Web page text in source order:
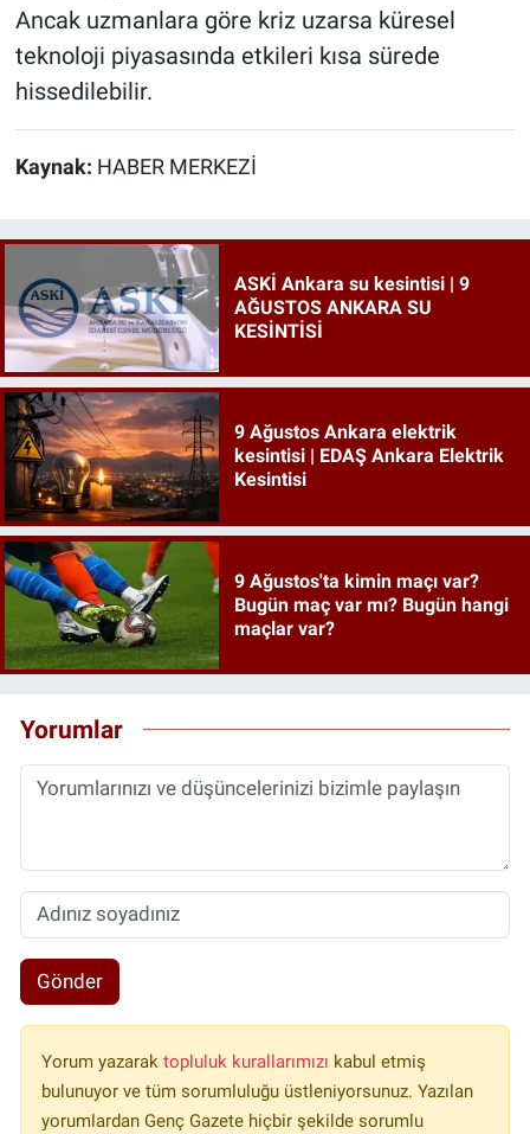
Ancak uzmanlara göre kriz uzarsa küresel
teknoloji piyasasında etkileri kısa sürede
hissedilebilir.
Kaynak: HABER MERKEZİ
ASKİ Ankara su kesintisi | 9
AĞUSTOS ANKARA SU
KESİNTİSİ
9 Ağustos Ankara elektrik
kesintisi | EDAŞ Ankara Elektrik
Kesintisi
9 Ağustos'ta kimin maçı var?
Bugün maç var mı? Bugün hangi
maçlar var?
Yorumlar
Gönder
Yorum yazarak topluluk kurallarımızı kabul etmiş
bulunuyor ve tüm sorumluluğu üstleniyorsunuz. Yazılan
yorumlardan Genç Gazete hiçbir şekilde sorumlu